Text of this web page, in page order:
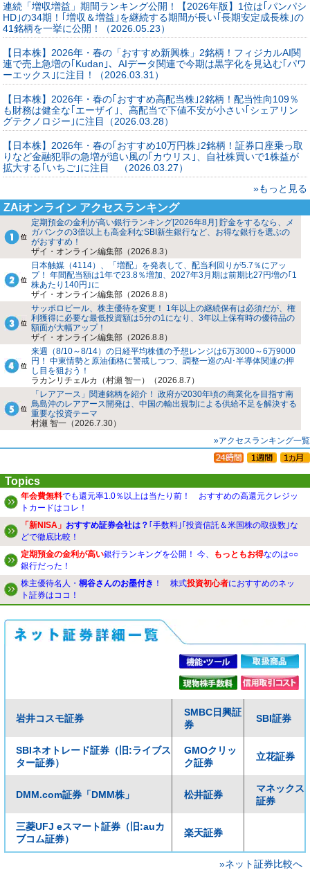
連続「増収増益」期間ランキング公開！【2026年版】1位は｢パンパシ
HD｣の34期！｢増収＆増益｣を継続する期間が長い｢長期安定成長株｣の
41銘柄を一挙に公開！（2026.05.23）
【日本株】2026年・春の「おすすめ新興株」2銘柄！フィジカルAI関
連で売上急増の｢Kudan｣、AIデータ関連で今期は黒字化を見込む｢パワ
ーエックス｣に注目！（2026.03.31）
【日本株】2026年・春の｢おすすめ高配当株｣2銘柄！配当性向109％
も財務は健全な｢エーザイ｣、高配当で下値不安が小さい｢シェアリン
グテクノロジー｣に注目（2026.03.28）
【日本株】2026年・春の｢おすすめ10万円株｣2銘柄！証券口座乗っ取
りなど金融犯罪の急増が追い風の｢カウリス｣、自社株買いで1株益が
拡大する｢いちご｣に注目 （2026.03.27）
»もっと見る
ZAiオンライン アクセスランキング
定期預金の金利が高い銀行ランキング[2026年8月] 貯金をするなら、メ
ガバンクの3倍以上も高金利なSBI新生銀行など、お得な銀行を選ぶの
がおすすめ！
ザイ・オンライン編集部（2026.8.3）
日本触媒（4114）、「増配」を発表して、配当利回りが5.7％にアッ
プ！ 年間配当額は1年で23.8％増加、2027年3月期は前期比27円増の｢1
株あたり140円｣に
ザイ・オンライン編集部（2026.8.8）
サッポロビール、株主優待を変更！ 1年以上の継続保有は必須だが、権
利獲得に必要な最低投資額は5分の1になり、3年以上保有時の優待品の
額面が大幅アップ！
ザイ・オンライン編集部（2026.8.8）
来週（8/10～8/14）の日経平均株価の予想レンジは6万3000～6万9000
円！ 中東情勢と原油価格に警戒しつつ、調整一巡のAI･半導体関連の押
し目を狙おう！
ラカンリチェルカ（村瀬 智一）（2026.8.7）
「レアアース」関連銘柄を紹介！ 政府が2030年頃の商業化を目指す南
鳥島沖のレアアース開発は、中国の輸出規制による供給不足を解決する
重要な投資テーマ
村瀬 智一（2026.7.30）
»アクセスランキング一覧
Topics
年会費無料でも還元率1.0％以上は当たり前！ おすすめの高還元クレジッ
トカードはコレ！
「新NISA」 おすすめ証券会社は？ ｢手数料｣｢投資信託＆米国株の取扱数｣な
どで徹底比較！
定期預金の金利が高い銀行ランキングを公開！ 今、 もっともお得なのは○○
銀行だった！
株主優待名人・ 桐谷さんのお墨付き ！ 株式投資初心者におすすめのネッ
ト証券はココ！
岩井コスモ証券
SMBC日興証
券
SBI証券
SBIネオトレード証券（旧:ライブス
ター証券）
GMOクリッ
ク証券
立花証券
DMM.com証券「DMM株」 松井証券
マネックス
証券
三菱UFJ eスマート証券（旧:auカ
ブコム証券）
楽天証券
»ネット証券比較へ